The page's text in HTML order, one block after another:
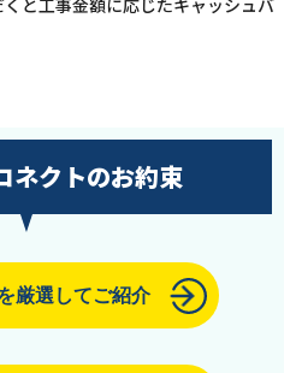
と工事金額に応じたキャッシュバ
ネクトのお約束
厳選してご紹介